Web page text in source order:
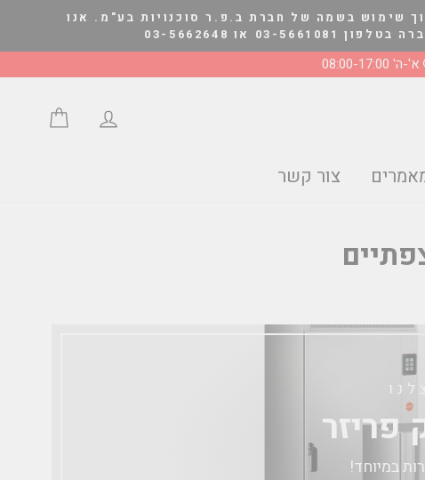
שימוש בשמה של חברת ב.פ.ר סוכנויות בע"מ. אנו
03-5662648
א'-ה' 08:00-17:00
התחבר/י
צור קשר
פריזר
במיוחד!